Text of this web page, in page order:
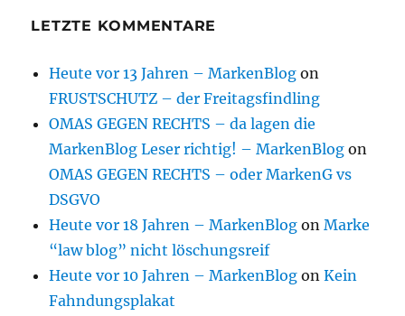
LETZTE KOMMENTARE
Heute vor 13 Jahren – MarkenBlog on
FRUSTSCHUTZ – der Freitagsfindling
OMAS GEGEN RECHTS – da lagen die
MarkenBlog Leser richtig! – MarkenBlog on
OMAS GEGEN RECHTS – oder MarkenG vs
DSGVO
Heute vor 18 Jahren – MarkenBlog onMarke
“law blog” nicht löschungsreif
Heute vor 10 Jahren – MarkenBlog onKein
Fahndungsplakat